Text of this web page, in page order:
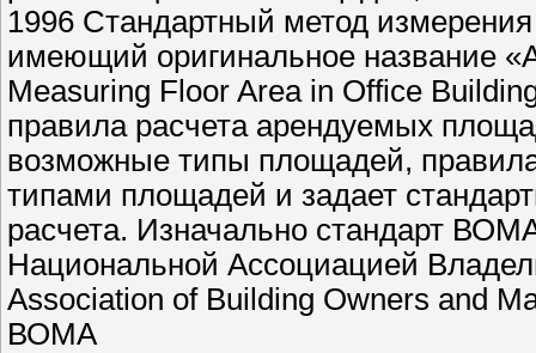
1996 Стандартный метод
имеющий оригинальное название
Measuring Floor Area in Office
правила расчета арендуемых
возможные типы площадей,
типами площадей и задает
расчета. Изначально стандарт
Национальной Ассоциацией
Association of Building Owners and
ВОМА